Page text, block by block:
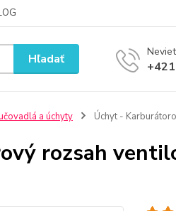
Hľadať
a úchyty Úchyt -
rozsah